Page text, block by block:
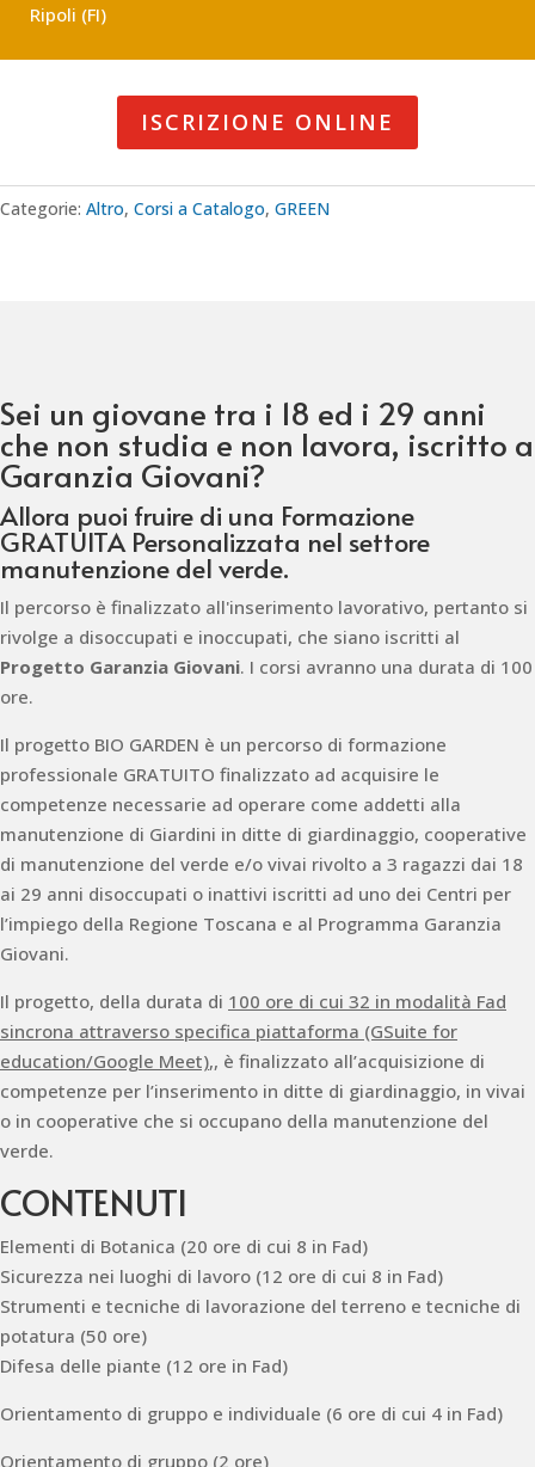
Ripoli (FI)
ISCRIZIONE ONLINE
Categorie: Altro, Corsi a Catalogo, GREEN
Sei un giovane tra i 18 ed i 29 anni
che non studia e non lavora, iscritto a
Garanzia Giovani?
Allora puoi fruire di una Formazione
GRATUITA Personalizzata nel settore
manutenzione del verde.
Il percorso è finalizzato all'inserimento lavorativo, pertanto si
rivolge a disoccupati e inoccupati, che siano iscritti al
Progetto Garanzia Giovani. I corsi avranno una durata di 100
ore.
Il progetto BIO GARDEN è un percorso di formazione
professionale GRATUITO finalizzato ad acquisire le
competenze necessarie ad operare come addetti alla
manutenzione di Giardini in ditte di giardinaggio, cooperative
di manutenzione del verde e/o vivai rivolto a 3 ragazzi dai 18
ai 29 anni disoccupati o inattivi iscritti ad uno dei Centri per
l’impiego della Regione Toscana e al Programma Garanzia
Giovani.
Il progetto, della durata di 100 ore di cui 32 in modalità Fad
sincrona attraverso specifica piattaforma (GSuite for
education/Google Meet),, è finalizzato all’acquisizione di
competenze per l’inserimento in ditte di giardinaggio, in vivai
o in cooperative che si occupano della manutenzione del
verde.
CONTENUTI
Elementi di Botanica (20 ore di cui 8 in Fad)
Sicurezza nei luoghi di lavoro (12 ore di cui 8 in Fad)
Strumenti e tecniche di lavorazione del terreno e tecniche di
potatura (50 ore)
Difesa delle piante (12 ore in Fad)
Orientamento di gruppo e individuale (6 ore di cui 4 in Fad)
Orientamento di gruppo (2 ore)